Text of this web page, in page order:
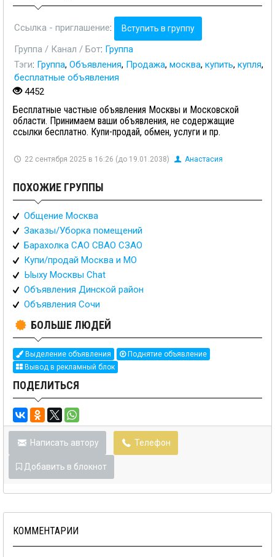
Ссылка - приглашение: Вступить в группу
Группа / Канал / Бот: Группа
Тэги: Группа, Объявления, Продажа, москва, купить, купля,
бесплатные объявления
4452
Бесплатные частные объявления Москвы и Московской
области. Принимаем ваши объявления, не содержащие
ссылки бесплатно. Купи-продай, обмен, услуги и пр.
22 сентября 2025 в 16:26 (до 19.01.2038) Анастасия
ПОХОЖИЕ ГРУППЫ
Общение Москва
Заказы/Уборка помещений
Барахолка САО СВАО СЗАО
Купи/продай Москва и МО
Ыыху Москвы Chat
Объявления Динской район
Объявления Сочи
БОЛЬШЕ ЛЮДЕЙ
Выделение объявления
Поднятие объявление
Вывод в рекламный блок
ПОДЕЛИТЬСЯ
Написать автору Телефон
Добавить в блокнот
КОММЕНТАРИИ